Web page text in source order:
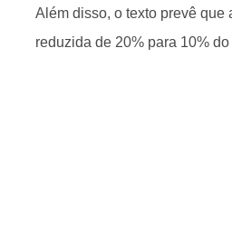
Além disso, o texto prevê
reduzida de 20% para 10%